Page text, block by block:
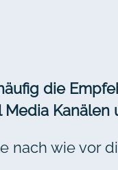
die
Kanälen
nach wie vor